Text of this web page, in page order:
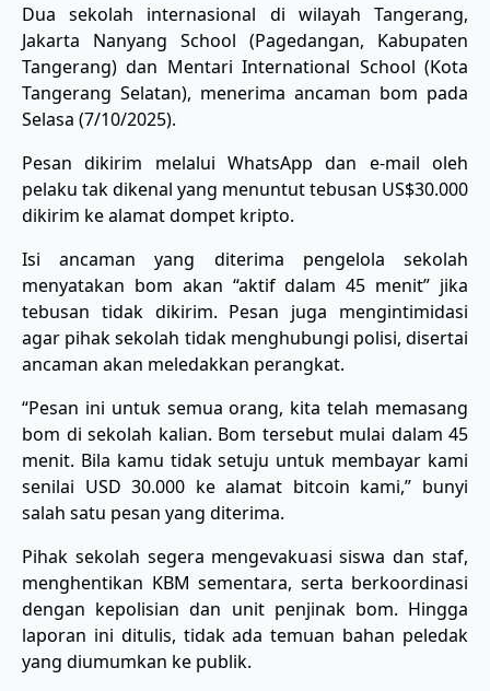
Dua sekolah internasional di wilayah Tangerang,
Jakarta Nanyang School (Pagedangan, Kabupaten
Tangerang) dan Mentari International School (Kota
Tangerang Selatan), menerima ancaman bom pada
Selasa (7/10/2025).
Pesan dikirim melalui WhatsApp dan e-mail oleh
pelaku tak dikenal yang menuntut tebusan US$30.000
dikirim ke alamat dompet kripto.
Isi ancaman yang diterima pengelola sekolah
menyatakan bom akan “aktif dalam 45 menit” jika
tebusan tidak dikirim. Pesan juga mengintimidasi
agar pihak sekolah tidak menghubungi polisi, disertai
ancaman akan meledakkan perangkat.
“Pesan ini untuk semua orang, kita telah memasang
bom di sekolah kalian. Bom tersebut mulai dalam 45
menit. Bila kamu tidak setuju untuk membayar kami
senilai USD 30.000 ke alamat bitcoin kami,” bunyi
salah satu pesan yang diterima.
Pihak sekolah segera mengevakuasi siswa dan staf,
menghentikan KBM sementara, serta berkoordinasi
dengan kepolisian dan unit penjinak bom. Hingga
laporan ini ditulis, tidak ada temuan bahan peledak
yang diumumkan ke publik.